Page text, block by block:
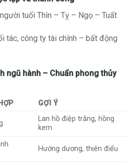
tuổi Thìn – Tỵ – Ngọ – Tuất
tác, công ty tài chính – bất động
ngũ hành – Chuẩn phong thủy
GỢI Ý
Lan hồ điệp trắng, hồng
kem
Hướng dương, thiên điểu